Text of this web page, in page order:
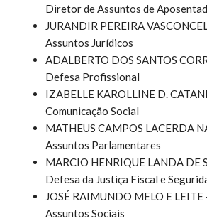
Diretor de Assuntos de
JURANDIR PEREIRA
Assuntos Jurídicos
ADALBERTO DOS SANTOS
Defesa Profissional
IZABELLE KAROLLINE D.
Comunicação Social
MATHEUS CAMPOS LACERDA
Assuntos Parlamentares
MARCIO HENRIQUE LANDA DE
Defesa da Justiça Fiscal e
JOSÉ RAIMUNDO MELO E
Assuntos Sociais